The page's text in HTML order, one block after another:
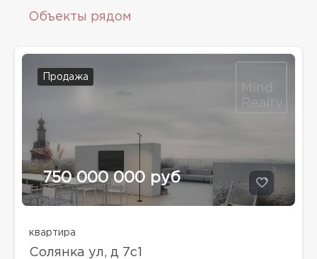
Объекты рядом
Продажа
750 000 000 руб
квартира
Солянка ул, д 7с1